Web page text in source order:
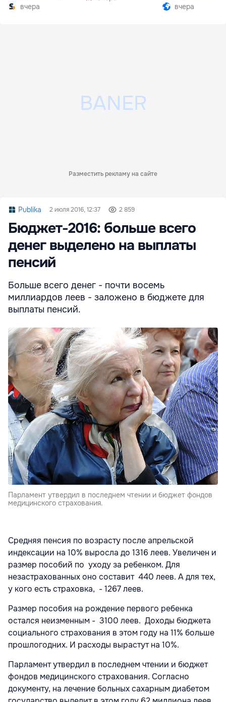
вчера
комплексе
вчера
Разместить рекламу на сайте
Publika 2 июля 2016, 12:37 2 859
Бюджет-2016: больше всего
денег выделено на выплаты
пенсий
Больше всего денег - почти восемь
миллиардов леев - заложено в бюджете для
выплаты пенсий.
Парламент утвердил в последнем чтении и бюджет фондов
медицинского страхования.
Средняя пенсия по возрасту после апрельской
индексации на 10% выросла до 1316 леев. Увеличен и
размер пособий по уходу за ребенком. Для
незастрахованных оно составит 440 леев. А для тех,
у кого есть страховка, - 1267 леев.
Размер пособия на рождение первого ребенка
остался неизменным - 3100 леев. Доходы бюджета
социального страхования в этом году на 11% больше
прошлогодних. И расходы вырастут на 10%.
Парламент утвердил в последнем чтении и бюджет
фондов медицинского страхования. Согласно
документу, на лечение больных сахарным диабетом